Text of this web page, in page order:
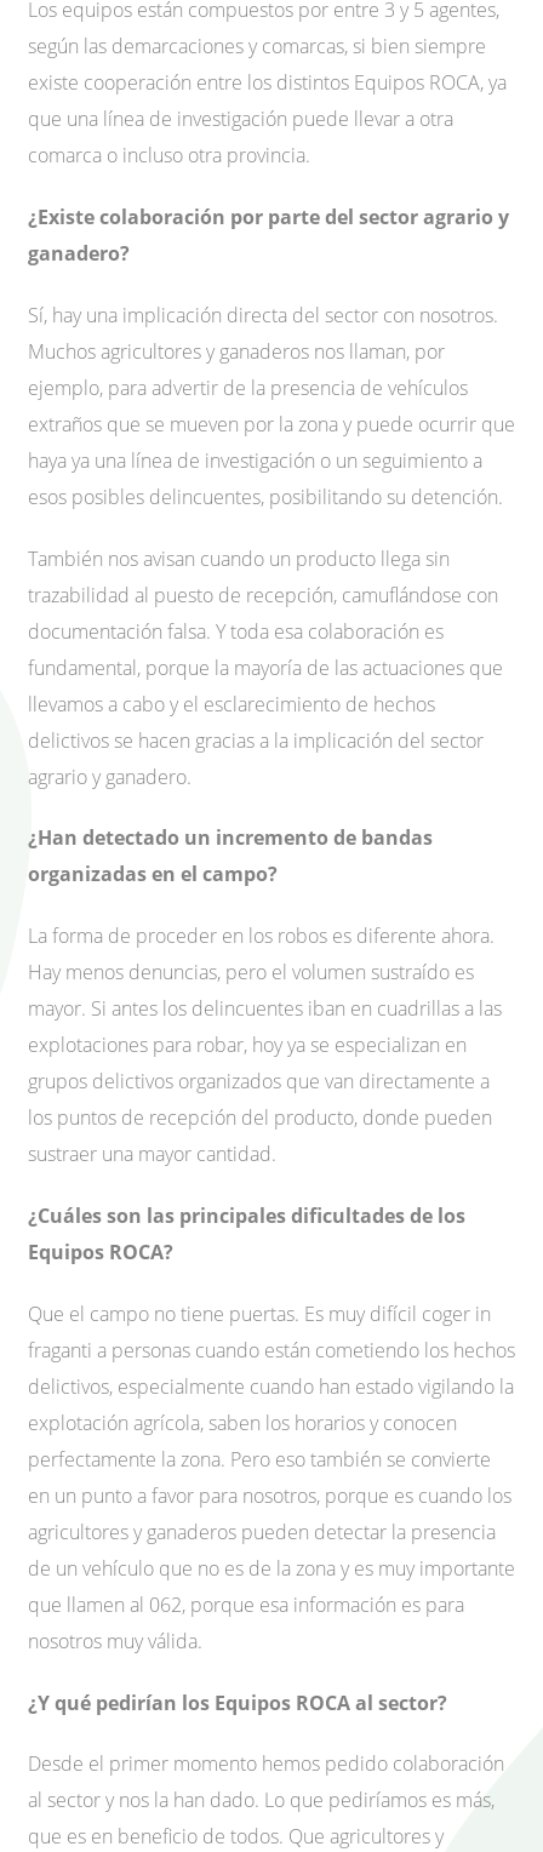
Los equipos están compuestos por entre 3 y 5 agentes,
según las demarcaciones y comarcas, si bien siempre
existe cooperación entre los distintos Equipos ROCA, ya
que una línea de investigación puede llevar a otra
comarca o incluso otra provincia.
¿Existe colaboración por parte del sector agrario y
ganadero?
Sí, hay una implicación directa del sector con nosotros.
Muchos agricultores y ganaderos nos llaman, por
ejemplo, para advertir de la presencia de vehículos
extraños que se mueven por la zona y puede ocurrir que
haya ya una línea de investigación o un seguimiento a
esos posibles delincuentes, posibilitando su detención.
También nos avisan cuando un producto llega sin
trazabilidad al puesto de recepción, camuflándose con
documentación falsa. Y toda esa colaboración es
fundamental, porque la mayoría de las actuaciones que
llevamos a cabo y el esclarecimiento de hechos
delictivos se hacen gracias a la implicación del sector
agrario y ganadero.
¿Han detectado un incremento de bandas
organizadas en el campo?
La forma de proceder en los robos es diferente ahora.
Hay menos denuncias, pero el volumen sustraído es
mayor. Si antes los delincuentes iban en cuadrillas a las
explotaciones para robar, hoy ya se especializan en
grupos delictivos organizados que van directamente a
los puntos de recepción del producto, donde pueden
sustraer una mayor cantidad.
¿Cuáles son las principales dificultades de los
Equipos ROCA?
Que el campo no tiene puertas. Es muy difícil coger in
fraganti a personas cuando están cometiendo los hechos
delictivos, especialmente cuando han estado vigilando la
explotación agrícola, saben los horarios y conocen
perfectamente la zona. Pero eso también se convierte
en un punto a favor para nosotros, porque es cuando los
agricultores y ganaderos pueden detectar la presencia
de un vehículo que no es de la zona y es muy importante
que llamen al 062, porque esa información es para
nosotros muy válida.
¿Y qué pedirían los Equipos ROCA al sector?
Desde el primer momento hemos pedido colaboración
al sector y nos la han dado. Lo que pediríamos es más,
que es en beneficio de todos. Que agricultores y